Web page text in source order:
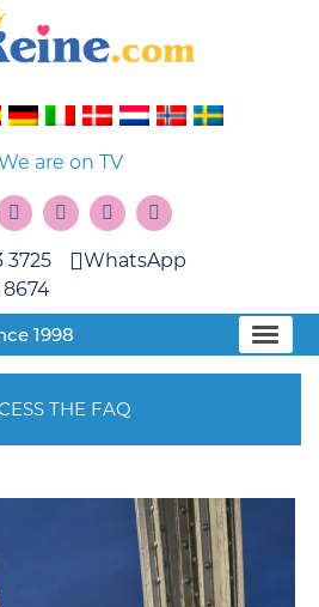
are on TV
3725
8674
WhatsApp
1998
THE FAQ